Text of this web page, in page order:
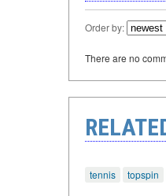
Order by:
There are no
tennis topspin